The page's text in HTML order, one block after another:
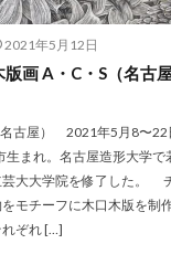
2021年5月12日
画 A・C・S（名古
名古屋） 2021年5月8〜
生まれ。名古屋造形大学で
芸大大学院を修了した。
モチーフに木口木版を制
ぞれ […]